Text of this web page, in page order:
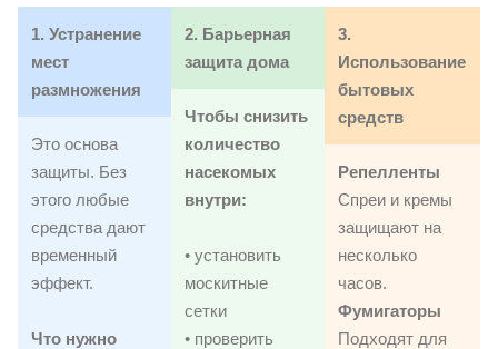
1. Устранение
мест
размножения
Это основа
защиты. Без
этого любые
средства дают
временный
эффект.
Что нужно
2. Барьерная
защита дома
Чтобы снизить
количество
насекомых
внутри:
• установить
москитные
сетки
• проверить
3.
Использование
бытовых
средств
Репелленты
Спреи и кремы
защищают на
несколько
часов.
Фумигаторы
Подходят для